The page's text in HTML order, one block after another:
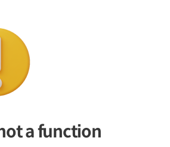
a function